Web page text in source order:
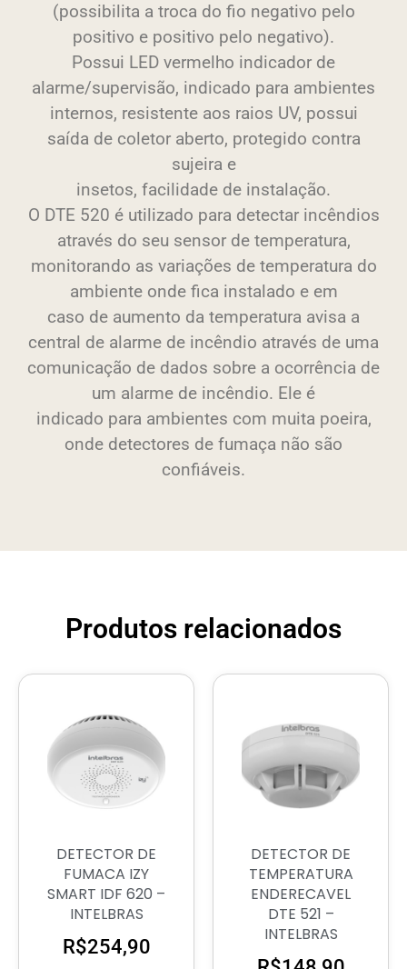
(possibilita a troca do fio negativo pelo
positivo e positivo pelo negativo).
Possui LED vermelho indicador de
alarme/supervisão, indicado para ambientes
internos, resistente aos raios UV, possui
saída de coletor aberto, protegido contra
sujeira e
insetos, facilidade de instalação.
O DTE 520 é utilizado para detectar incêndios
através do seu sensor de temperatura,
monitorando as variações de temperatura do
ambiente onde fica instalado e em
caso de aumento da temperatura avisa a
central de alarme de incêndio através de uma
comunicação de dados sobre a ocorrência de
um alarme de incêndio. Ele é
indicado para ambientes com muita poeira,
onde detectores de fumaça não são
confiáveis.
Produtos relacionados
DETECTOR DE
FUMACA IZY
SMART IDF 620 –
INTELBRAS
R$254,90
DETECTOR DE
TEMPERATURA
ENDERECAVEL
DTE 521 –
INTELBRAS